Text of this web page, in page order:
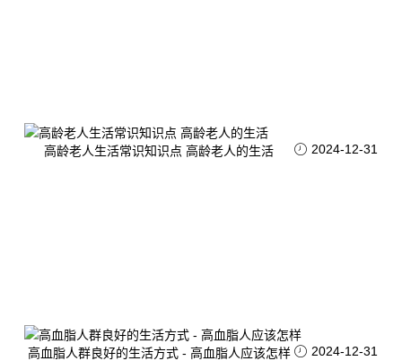
高龄老人生活常识知识点 高龄老人的生活 2024-12-31
高血脂人群良好的生活方式 - 高血脂人应该怎样 2024-12-31